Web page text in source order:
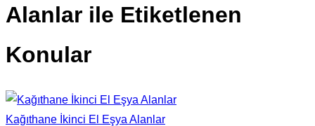
Alanlar ile Etiketlenen
Konular
Kağıthane İkinci El Eşya Alanlar